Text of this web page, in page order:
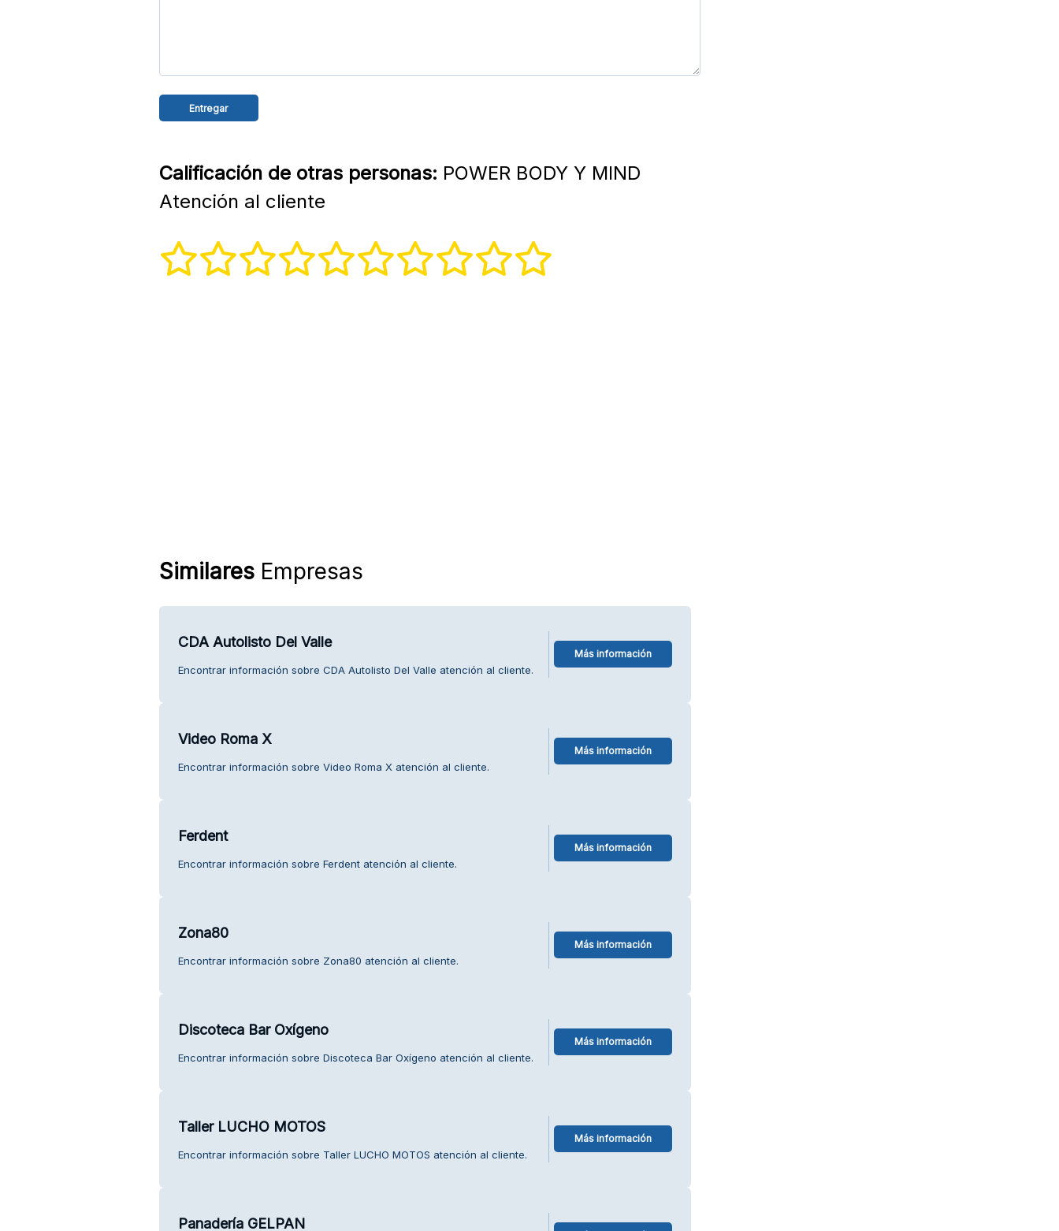
Calificación de otras personas: POWER BODY Y MIND
Atención al cliente
SimilaresEmpresas
CDA Autolisto Del Valle
Encontrar información sobre CDA Autolisto Del Valle atención al cliente.
Más información
Video Roma X
Encontrar información sobre Video Roma X atención al cliente.
Más información
Ferdent
Encontrar información sobre Ferdent atención al cliente.
Más información
Zona80
Encontrar información sobre Zona80 atención al cliente.
Más información
Discoteca Bar Oxígeno
Encontrar información sobre Discoteca Bar Oxígeno atención al cliente.
Más información
Taller LUCHO MOTOS
Encontrar información sobre Taller LUCHO MOTOS atención al cliente.
Más información
Panadería GELPAN